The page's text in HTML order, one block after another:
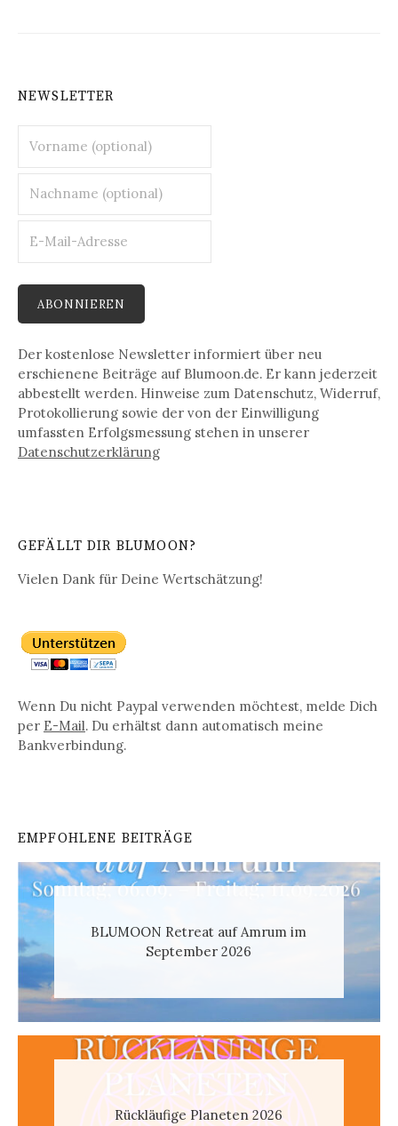
NEWSLETTER
Der kostenlose Newsletter informiert über neu
erschienene Beiträge auf Blumoon.de. Er kann jederzeit
abbestellt werden. Hinweise zum Datenschutz, Widerruf,
Protokollierung sowie der von der Einwilligung
umfassten Erfolgsmessung stehen in unserer
Datenschutz­erklärung
GEFÄLLT DIR BLUMOON?
Vielen Dank für Deine Wertschätzung!
Wenn Du nicht Paypal verwenden möchtest, melde Dich
per E-Mail. Du erhältst dann automatisch meine
Bankverbindung.
EMPFOHLENE BEITRÄGE
BLUMOON Retreat auf Amrum im
September 2026
Rückläufige Planeten 2026